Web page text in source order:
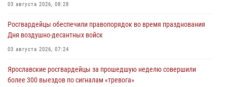
03 августа 2026, 08:28
Росгвардейцы обеспечили правопорядок во время празднования
Дня воздушно-десантных войск
03 августа 2026, 07:24
Ярославские росгвардейцы за прошедшую неделю совершили
более 300 выездов по сигналам «тревога»